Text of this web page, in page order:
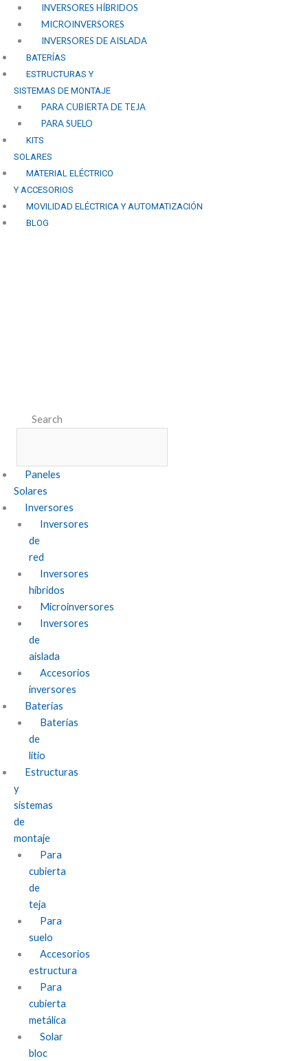
INVERSORES HÍBRIDOS
MICROINVERSORES
INVERSORES DE AISLADA
BATERÍAS
ESTRUCTURAS Y
SISTEMAS DE MONTAJE
PARA CUBIERTA DE TEJA
PARA SUELO
KITS
SOLARES
MATERIAL ELÉCTRICO
Y ACCESORIOS
MOVILIDAD ELÉCTRICA Y AUTOMATIZACIÓN
BLOG
Search
Paneles
Solares
Inversores
Inversores
de
red
Inversores
híbridos
Microinversores
Inversores
de
aislada
Accesorios
inversores
Baterías
Baterías
de
litio
Estructuras
y
sistemas
de
montaje
Para
cubierta
de
teja
Para
suelo
Accesorios
estructura
Para
cubierta
metálica
Solar
bloc